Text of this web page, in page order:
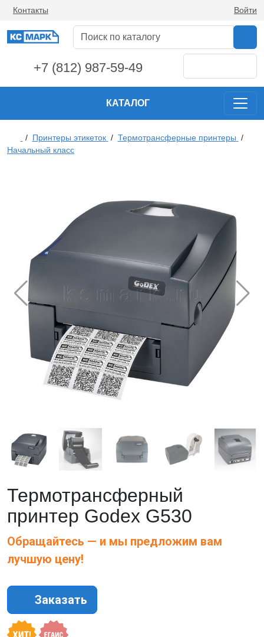
Контакты Войти
+7 (812) 987-59-49
КАТАЛОГ
/ Принтеры этикеток / Термотрансферные принтеры /
Начальный класс
Термотрансферный
принтер Godex G530
Обращайтесь — и мы предложим вам
лучшую цену!
Заказать